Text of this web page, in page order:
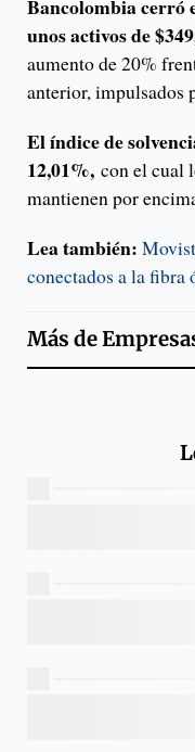
Bancolombia cerró
unos activos de
aumento de 20%
anterior, impulsados
El índice de
12,01%, con el cual
mantienen por
Lea también:
conectados a la
Más de